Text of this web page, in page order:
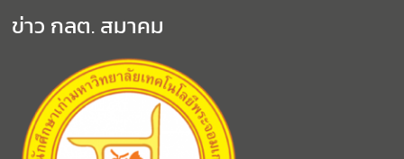
ข่าว กลต. สมาคม